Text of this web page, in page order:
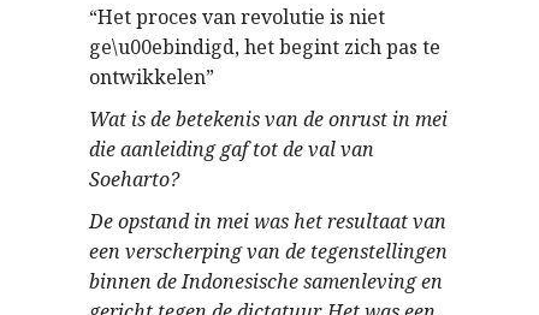
“Het proces van revolutie is niet
ge\u00ebindigd, het begint zich pas te
ontwikkelen”
Wat is de betekenis van de onrust in mei
die aanleiding gaf tot de val van
Soeharto?
De opstand in mei was het resultaat van
een verscherping van de tegenstellingen
binnen de Indonesische samenleving en